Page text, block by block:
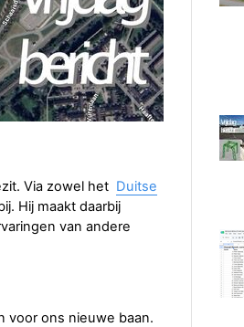
Via zowel het Duitse
Hij maakt daarbij
van andere
voor ons nieuwe baan.